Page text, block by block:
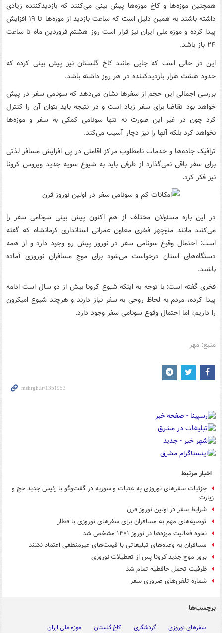
همچنین موزه‌ها و کاخ موزه‌ها پیش بینی می‌کنند که بازدیدکننده زیادی
داشته باشند به همین دلیل است که ساعت بازدید از موزه‌ها تا ۱۹ افزایش
پیدا کرده و موزه ملی ایران نیز قرار است روز هشتم فروردین ماه تا ساعت
۲۴ باز باشد.
این در حالی است که جایی مانند کاخ گلستان نیز پیش بینی کرده که
حدود هشت هزار بازدیدکننده در هر روز داشته باشد.
بررسی اجمالی این حجم از سفرها نشان می‌دهد که سونامی سفر در پیش
خواهد بود تقاضا برای سفر زیاد است و در نتیجه باید بتوان آن را کنترل
کرد چون در غیر این صورت نه تنها سونامی کمکی به سفر و موزه‌ها
نخواهد کرد بلکه آنها را نیز دچار آسیب می‌کند.
ترافیک جاده‌ها و خدمات نامطلوب مراکز اقامتی در پی افزایش مسافر لذتی
برای سفر باقی نمی‌گذارد از طرفی باید به شیوع سویه جدید ویروس کرونا
نیز فکر کرد.‌
در این باره مسئولان مختلف از هم اکنون پیش بینی سونامی سفر را
می‌کنند مانند منوچهر فخری معاون عمرانی استانداری کرمانشاه که گفته
است: احتمال وقوع سونامی سفر در نوروز پیش رو وجود دارد و از همه
دستگاه‌های استان درخواست می‌شود برای موج مسافران نوروزی آماده
باشند.
فخری گفته است: با توجه به اینکه شیوع کرونا بیش از دو سال است ادامه
پیدا کرده، مردم به لحاظ روحی به سفر نیاز دارند و هرچند شیوع امیکرون
را داریم، اما احتمال وقوع سونامی سفر وجود دارد.
منبع: مهر
اخبار مرتبط
جزئیات سفرهای نوروزی به عتبات و سوریه در گفت‌وگو با رئیس جدید حج و
زیارت
شرایط سفر در اولین نوروز قرن
توصیه‌های مهم به مسافران برای سفرهای نوروزی با قطار
نحوه فعالیت موزه‌ها در نوروز ۱۴۰۱ مشخص شد
مسافران به وعده‌های تبلیغاتی با قیمت‌های غیرمنطقی اعتماد نکنند
بروز موج جدید کرونا پس از تعطیلات نوروزی
ظرفیت تحمل حافظیه تمام شد
شماره تلفن‌های ضروری سفر
برچسب‌ها
سفرهای نوروزی گردشگری کاخ گلستان
موزه ملی ایران